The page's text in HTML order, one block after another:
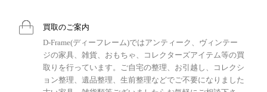
買取のご案内
D-Frame(ディーフレーム)ではアンティーク、ヴィンテー
ジの家具、雑貨、おもちゃ、コレクターズアイテム等の買
取りを行っています。ご自宅の整理、お引越し、コレクシ
ョン整理、遺品整理、生前整理などでご不要になりました